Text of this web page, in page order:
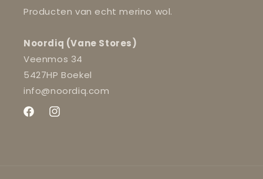
Producten van echt merino wol.
Noordiq (Vane Stores)
Veenmos 34
5427HP Boekel
info@noordiq.com
FacebookInstagram